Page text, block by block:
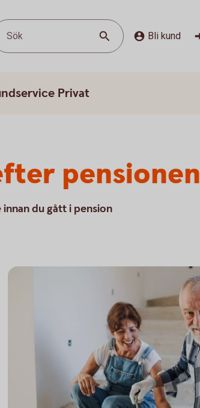
Sök Bli kund
Privat
pensionen
du gått i pension